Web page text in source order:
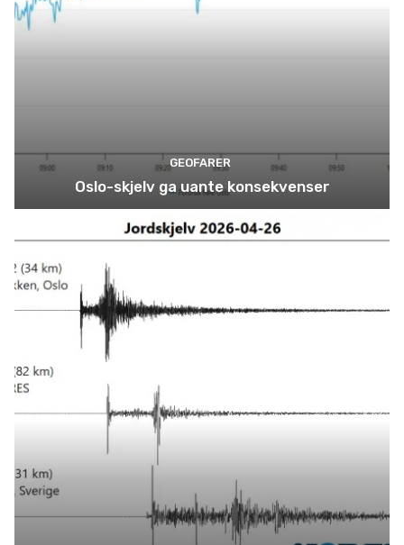
GEOFARER
Oslo-skjelv ga uante konsekvenser